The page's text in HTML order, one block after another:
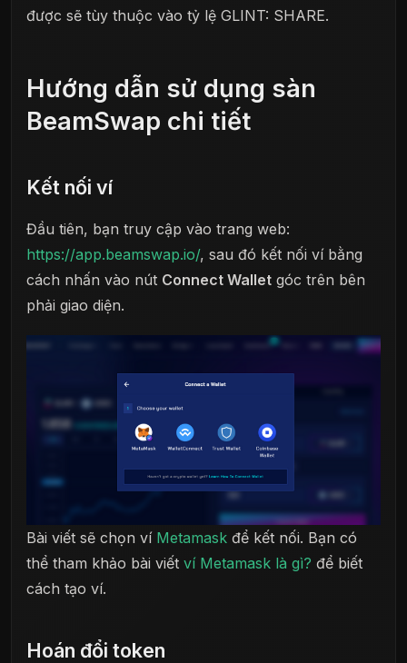
được sẽ tùy thuộc vào tỷ lệ GLINT: SHARE.
Hướng dẫn sử dụng sàn
BeamSwap chi tiết
Kết nối ví
Đầu tiên, bạn truy cập vào trang web:
https://app.beamswap.io/, sau đó kết nối ví bằng
cách nhấn vào nút Connect Wallet góc trên bên
phải giao diện.
Bài viết sẽ chọn ví Metamask để kết nối. Bạn có
thể tham khảo bài viết ví Metamask là gì? để biết
cách tạo ví.
Hoán đổi token